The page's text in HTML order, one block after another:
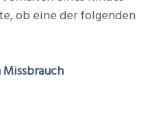
ob eine der folgenden